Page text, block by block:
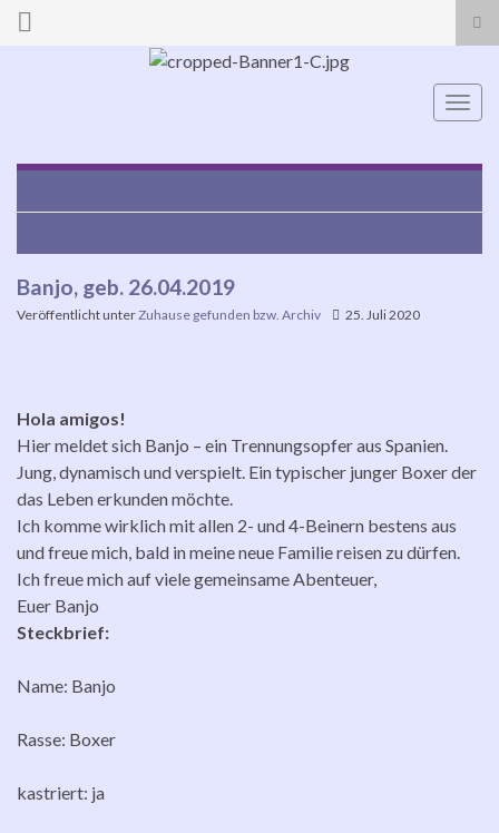
Search for:
Banjo, geb. 26.04.2019
Veröffentlicht unterZuhause gefunden bzw. Archiv 25. Juli 2020
Hola amigos!
Hier meldet sich Banjo – ein Trennungsopfer aus Spanien.
Jung, dynamisch und verspielt. Ein typischer junger Boxer der
das Leben erkunden möchte.
Ich komme wirklich mit allen 2- und 4-Beinern bestens aus
und freue mich, bald in meine neue Familie reisen zu dürfen.
Ich freue mich auf viele gemeinsame Abenteuer,
Euer Banjo
Steckbrief:
Name: Banjo
Rasse: Boxer
kastriert: ja